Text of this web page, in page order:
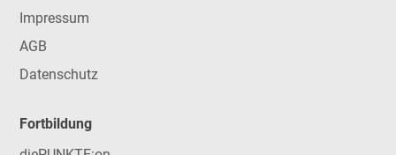
Impressum
AGB
Datenschutz
Fortbildung